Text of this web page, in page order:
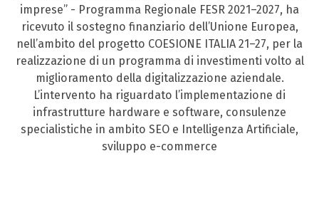
imprese” - Programma Regionale FESR 2021–2027, ha
ricevuto il sostegno finanziario dell’Unione Europea,
nell’ambito del progetto COESIONE ITALIA 21–27, per la
realizzazione di un programma di investimenti volto al
miglioramento della digitalizzazione aziendale.
L’intervento ha riguardato l’implementazione di
infrastrutture hardware e software, consulenze
specialistiche in ambito SEO e Intelligenza Artificiale,
sviluppo e-commerce